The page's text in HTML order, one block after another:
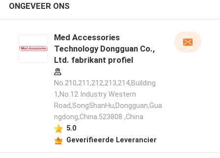
ONGEVEER ONS
Med Accessories
Technology Dongguan Co.,
Ltd. fabrikant profiel
No.210,211,212,213,214,Building
1,No.12 Industry Western
Road,SongShanHu,Dongguan,Gua
ngdong,China.523808 ,China
5.0
Geverifieerde Leverancier